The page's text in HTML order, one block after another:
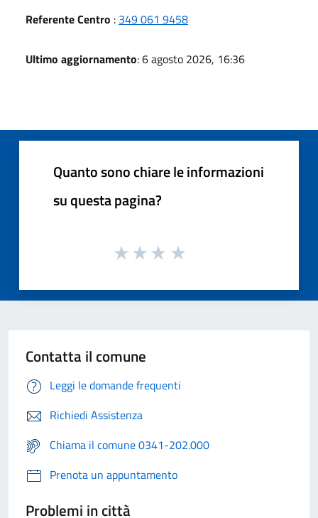
Referente Centro : 349 061 9458
Ultimo aggiornamento: 6 agosto 2026, 16:36
Quanto sono chiare le informazioni
su questa pagina?
Contatta il comune
Leggi le domande frequenti
Richiedi Assistenza
Chiama il comune 0341-202.000
Prenota un appuntamento
Problemi in città